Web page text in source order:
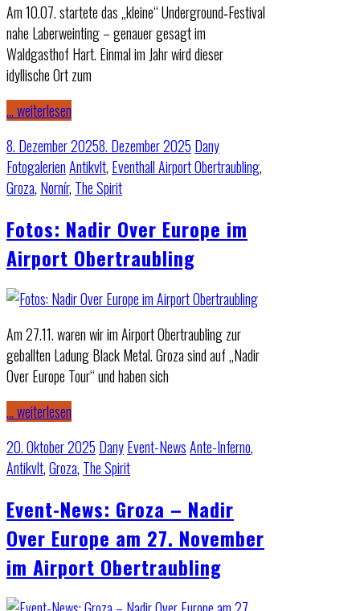
Am 10.07. startete das „kleine“ Underground‑Festival
nahe Laberweinting – genauer gesagt im
Waldgasthof Hart. Einmal im Jahr wird dieser
idyllische Ort zum
… weiterlesen
8. Dezember 20258. Dezember 2025 Dany
FotogalerienAntikvlt, Eventhall Airport Obertraubling,
Groza, Nornír, The Spirit
Fotos: Nadir Over Europe im
Airport Obertraubling
Am 27.11. waren wir im Airport Obertraubling zur
geballten Ladung Black Metal. Groza sind auf „Nadir
Over Europe Tour“ und haben sich
… weiterlesen
20. Oktober 2025 DanyEvent-NewsAnte-Inferno,
Antikvlt,Groza, The Spirit
Event-News: Groza – Nadir
Over Europe am 27. November
im Airport Obertraubling